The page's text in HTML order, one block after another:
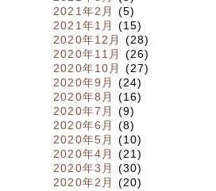
2021年2月
(5)
2021年1月
(15)
2020年12月
(28)
2020年11月
(26)
2020年10月
(27)
2020年9月
(24)
2020年8月
(16)
2020年7月
(9)
2020年6月
(8)
2020年5月
(10)
2020年4月
(21)
2020年3月
(30)
2020年2月
(20)